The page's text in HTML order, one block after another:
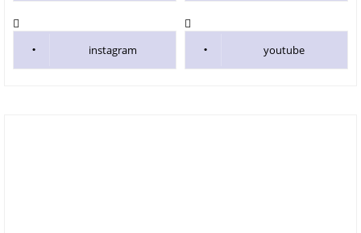
instagram youtube